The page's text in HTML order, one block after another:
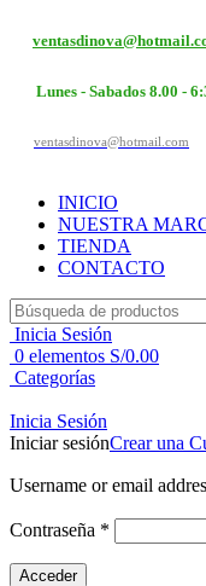
Lunes - Sabados 8.00 -
ventasdinova@hotmail.com
INICIO
NUESTRA
TIENDA
CONTACTO
Inicia Sesión
0 elementos S/0.00
Categorías
Inicia Sesión
Iniciar sesiónCrear una
Username or email
Contraseña *
Acceder